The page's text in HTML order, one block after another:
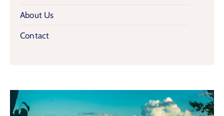
About Us
Contact